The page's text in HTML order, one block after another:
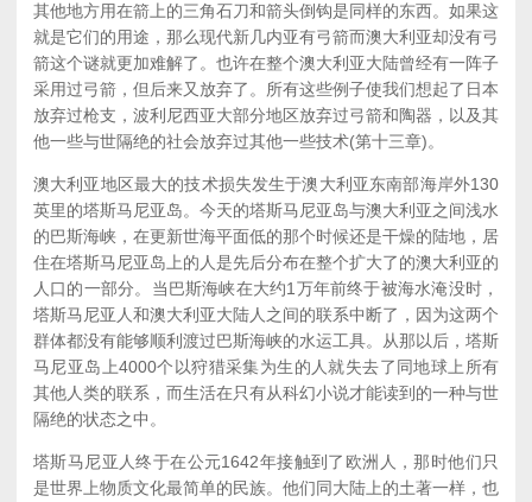
其他地方用在箭上的三角石刀和箭头倒钩是同样的东西。如果这
就是它们的用途，那么现代新几内亚有弓箭而澳大利亚却没有弓
箭这个谜就更加难解了。也许在整个澳大利亚大陆曾经有一阵子
采用过弓箭，但后来又放弃了。所有这些例子使我们想起了日本
放弃过枪支，波利尼西亚大部分地区放弃过弓箭和陶器，以及其
他一些与世隔绝的社会放弃过其他一些技术(第十三章)。
澳大利亚地区最大的技术损失发生于澳大利亚东南部海岸外130
英里的塔斯马尼亚岛。今天的塔斯马尼亚岛与澳大利亚之间浅水
的巴斯海峡，在更新世海平面低的那个时候还是干燥的陆地，居
住在塔斯马尼亚岛上的人是先后分布在整个扩大了的澳大利亚的
人口的一部分。当巴斯海峡在大约1万年前终于被海水淹没时，
塔斯马尼亚人和澳大利亚大陆人之间的联系中断了，因为这两个
群体都没有能够顺利渡过巴斯海峡的水运工具。从那以后，塔斯
马尼亚岛上4000个以狩猎采集为生的人就失去了同地球上所有
其他人类的联系，而生活在只有从科幻小说才能读到的一种与世
隔绝的状态之中。
塔斯马尼亚人终于在公元1642年接触到了欧洲人，那时他们只
是世界上物质文化最简单的民族。他们同大陆上的土著一样，也